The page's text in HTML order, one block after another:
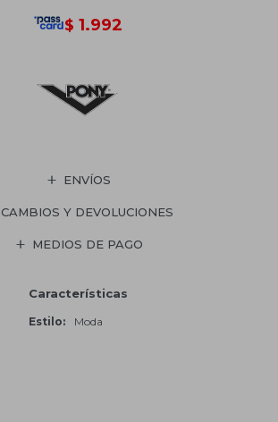
$ 1.992
ENVÍOS
CAMBIOS Y DEVOLUCIONES
MEDIOS DE PAGO
Características
Estilo Moda